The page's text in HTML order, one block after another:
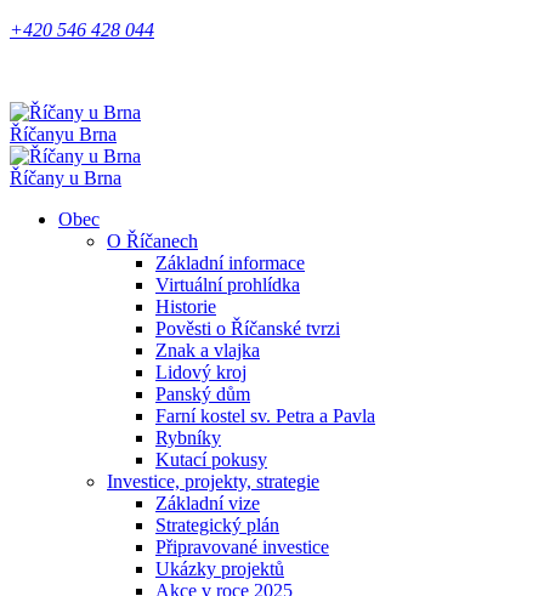
+420 546 428 044
Říčanyu Brna
Říčany u Brna
Obec
O Říčanech
Základní informace
Virtuální prohlídka
Historie
Pověsti o Říčanské tvrzi
Znak a vlajka
Lidový kroj
Panský dům
Farní kostel sv. Petra a Pavla
Rybníky
Kutací pokusy
Investice, projekty, strategie
Základní vize
Strategický plán
Připravované investice
Ukázky projektů
Akce v roce 2025